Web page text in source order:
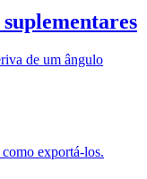
de um ângulo
exportá-los.